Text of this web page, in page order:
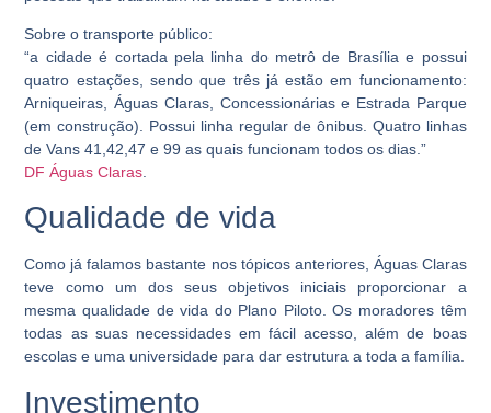
Sobre o transporte público:
“a cidade é cortada pela linha do metrô de Brasília e possui
quatro estações, sendo que três já estão em funcionamento:
Arniqueiras, Águas Claras, Concessionárias e Estrada Parque
(em construção). Possui linha regular de ônibus. Quatro linhas
de Vans 41,42,47 e 99 as quais funcionam todos os dias.”
DF Águas Claras
Qualidade de vida
Como já falamos bastante nos tópicos anteriores, Águas Claras
teve como um dos seus objetivos iniciais proporcionar a
mesma qualidade de vida do Plano Piloto. Os moradores têm
todas as suas necessidades em fácil acesso, além de boas
escolas e uma universidade para dar estrutura a toda a família.
Investimento